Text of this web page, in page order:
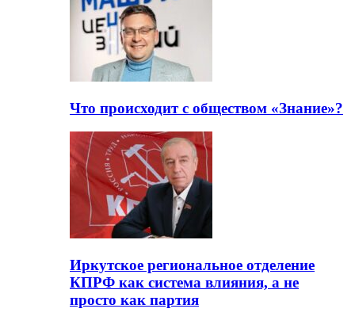
Что происходит с обществом «Знание»?
Иркутское региональное отделение
КПРФ как система влияния, а не
просто как партия